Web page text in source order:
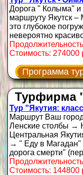
Дорога " Колыма"
маршруту Якутск –
это глубокое
невероятно
Стоимость: 274000
Программа
Турфирма
Тур "Якутия:
Маршрут Ваш
Ленские столбы →
Центральная
→ " Еду в Магадан"
дорога смерти"
Стоимость: 144800